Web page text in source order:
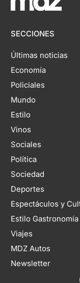
SECCIONES
Últimas noticias
Economía
Policiales
Mundo
Estilo
Vinos
Sociales
Política
Sociedad
Deportes
Espectáculos y
Estilo Gastronomía
Viajes
MDZ Autos
Newsletter